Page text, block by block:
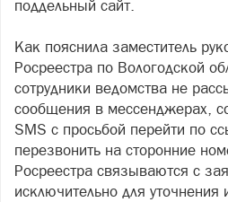
поддельный сайт.
Как пояснила заместитель
Росреестра по Вологодской
сотрудники ведомства не
сообщения в мессенджерах,
SMS с просьбой перейти по
перезвонить на сторонние
Росреестра связываются с
исключительно для